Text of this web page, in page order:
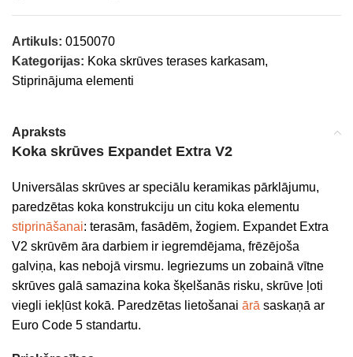
Artikuls: 0150070
Kategorijas: Koka skrūves terases karkasam,
Stiprinājuma elementi
Apraksts
Koka skrūves Expandet Extra V2
Universālas skrūves ar speciālu keramikas pārklājumu,
paredzētas koka konstrukciju un citu koka elementu
stiprināšanai: terasām, fasādēm, žogiem. Expandet Extra
V2 skrūvēm āra darbiem ir iegremdējama, frēzējoša
galviņa, kas nebojā virsmu. Iegriezums un zobainā vītne
skrūves galā samazina koka šķelšanās risku, skrūve ļoti
viegli iekļūst kokā. Paredzētas lietošanai ārā saskaņā ar
Euro Code 5 standartu.